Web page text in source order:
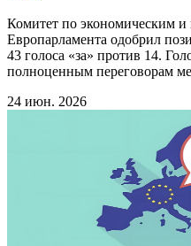
Комитет по экономическим
Европарламента одобрил
43 голоса «за» против 14.
полноценным переговорам
24 июн. 2026